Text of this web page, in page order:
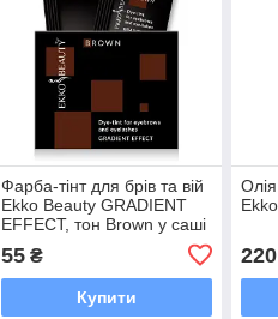
Фарба-тінт для брів та вій
Ekko Beauty GRADIENT
EFFECT, тон Brown у саші
55₴
Купити
220